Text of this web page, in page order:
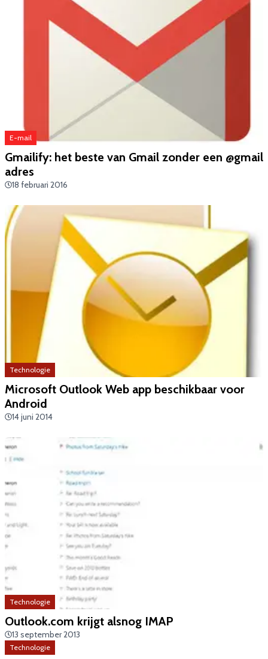
E-mail
Gmailify: het beste van Gmail zonder een @gmail
adres
18 februari 2016
Technologie
Microsoft Outlook Web app beschikbaar voor
Android
14 juni 2014
Technologie
Outlook.com krijgt alsnog IMAP
13 september 2013
Technologie